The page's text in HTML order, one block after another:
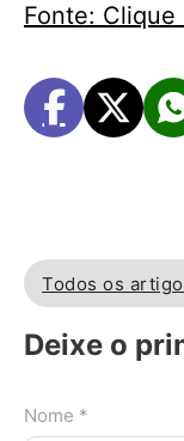
Fonte: Clique
Todos os
Deixe o
Nome *